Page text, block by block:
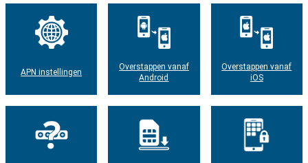
APN instellingen
Overstappen vanaf
Android
Overstappen vanaf
iOS